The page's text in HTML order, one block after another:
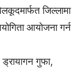
जिल्लामा
आयोजना गर्न
ड्रायागन गुफा,